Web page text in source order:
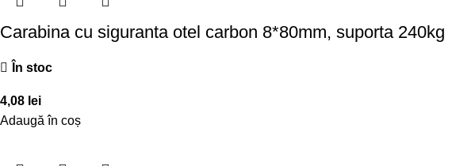
Carabina cu siguranta otel carbon 8*80mm, suporta 240kg
În stoc
4,08 lei
Adaugă în coș